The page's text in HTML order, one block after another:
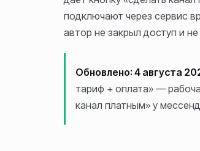
подключают через сервис
автор не закрыл доступ и
Обновлено: 4 августа
тариф + оплата» —
канал платным» у